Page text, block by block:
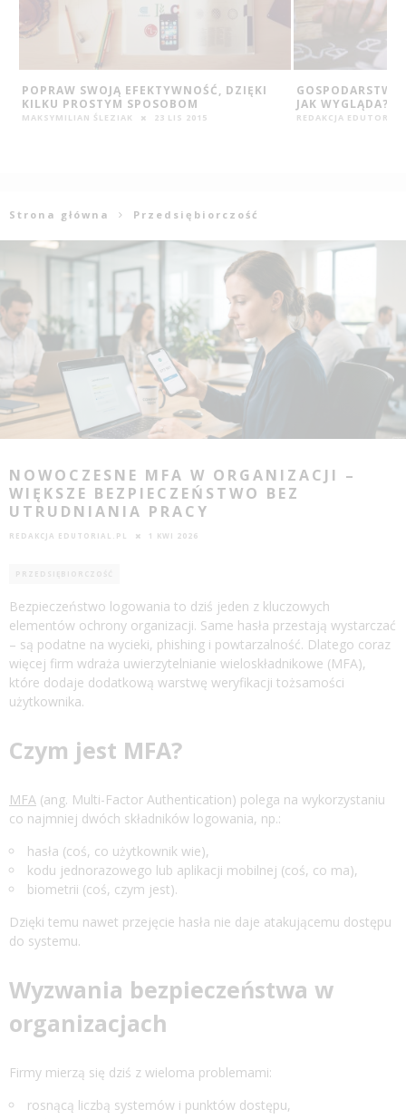
GOSPODARSTWO DOMOWE MILENIALSA –
JAK WYGLĄDA?
REDAKCJA EDUTORIAL.PL 2 LIS 2017
JAK SZUKAMY
TO ROBIĆ?
REDAKCJA
Strona główna Przedsiębiorczość
NOWOCZESNE MFA W ORGANIZACJI –
WIĘKSZE BEZPIECZEŃSTWO BEZ
UTRUDNIANIA PRACY
REDAKCJA EDUTORIAL.PL 1 KWI 2026
PRZEDSIĘBIORCZOŚĆ
Bezpieczeństwo logowania to dziś jeden z kluczowych
elementów ochrony organizacji. Same hasła przestają wystarczać
– są podatne na wycieki, phishing i powtarzalność. Dlatego coraz
więcej firm wdraża uwierzytelnianie wieloskładnikowe (MFA),
które dodaje dodatkową warstwę weryfikacji tożsamości
użytkownika.
Czym jest MFA?
MFA (ang. Multi-Factor Authentication) polega na wykorzystaniu
co najmniej dwóch składników logowania, np.:
hasła (coś, co użytkownik wie),
kodu jednorazowego lub aplikacji mobilnej (coś, co ma),
biometrii (coś, czym jest).
Dzięki temu nawet przejęcie hasła nie daje atakującemu dostępu
do systemu.
Wyzwania bezpieczeństwa w
organizacjach
Firmy mierzą się dziś z wieloma problemami:
rosnącą liczbą systemów i punktów dostępu,